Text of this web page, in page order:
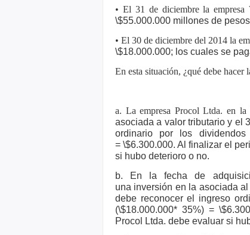
• El 31 de diciembre la empresa
\$55.000.000 millones de
• El 30 de diciembre del 2014 la
\$18.000.000; los cuales se
En esta situación, ¿qué debe
a. La empresa Procol Ltda. en la
asociada a valor tributario y el
ordinario por los
=\$6.300.000. Al finalizar el
si hubo deterioro o no.
b. En la fecha de
una inversión en la asociada
debe reconocer el ingreso
(\$18.000.000* 35%) =
Procol Ltda. debe evaluar si